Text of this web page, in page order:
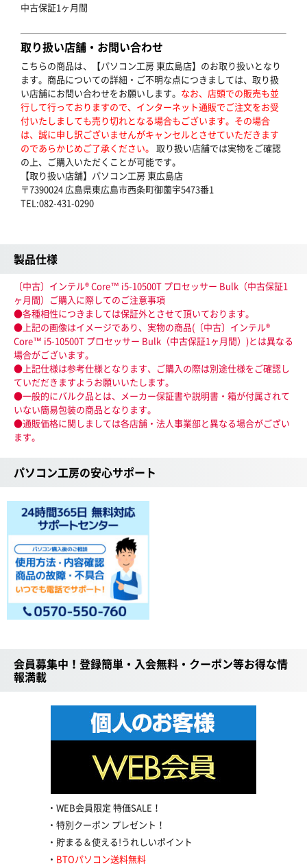
中古保証1ヶ月間
取り扱い店舗・お問い合わせ
こちらの商品は、【パソコン工房 東広島店】のお取り扱いとなり
ます。商品についての詳細・ご不明な点につきましては、取り扱
い店舗にお問い合わせをお願いします。 なお、店頭での販売も並
行して行っておりますので、インターネット通販でご注文をお受
付いたしましても売り切れとなる場合もございます。その場合
は、誠に申し訳ございませんがキャンセルとさせていただきます
のであらかじめご了承ください。 取り扱い店舗では実物をご確認
の上、ご購入いただくことが可能です。
【取り扱い店舗】パソコン工房 東広島店
〒7390024 広島県東広島市西条町御薗宇5473番1
TEL:082-431-0290
製品仕様
〔中古〕インテル® Core™ i5-10500T プロセッサー Bulk（中古保証1
ヶ月間）ご購入に際してのご注意事項
●各種相性につきましては保証外とさせて頂いております。
●上記の画像はイメージであり、実物の商品(〔中古〕インテル®
Core™ i5-10500T プロセッサー Bulk（中古保証1ヶ月間）)とは異なる
場合がございます。
●上記仕様は参考仕様となります、ご購入の際は別途仕様をご確認し
ていだだきますようお願いいたします。
●一般的にバルク品とは、メーカー保証書や説明書・箱が付属されて
いない簡易包装の商品となります。
●通販価格に関しましては各店舗・法人事業部と異なる場合がござい
ます。
パソコン工房の安心サポート
会員募集中！登録簡単・入会無料・クーポン等お得な情
報満載
WEB会員限定 特価SALE！
特別クーポン プレゼント！
貯まる＆使える!うれしいポイント
BTOパソコン送料無料